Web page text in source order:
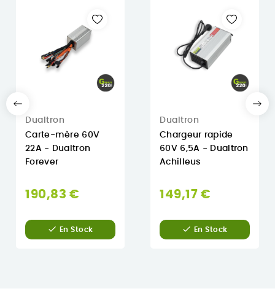
Dualtron
Carte-mère 60V
22A - Dualtron
Forever
190,83 €
 En Stock
Dualtron
Chargeur rapide
60V 6,5A - Dualtron
Achilleus
149,17 €
 En Stock